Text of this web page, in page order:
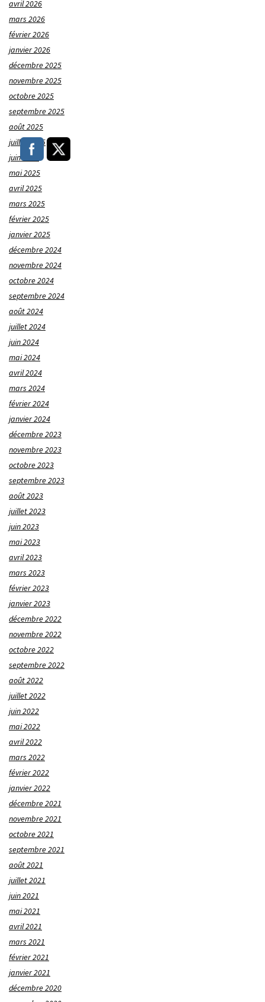
avril 2026
mars 2026
février 2026
janvier 2026
décembre 2025
novembre 2025
octobre 2025
septembre 2025
août 2025
juillet 2025
juin 2025
mai 2025
avril 2025
mars 2025
février 2025
janvier 2025
décembre 2024
novembre 2024
octobre 2024
septembre 2024
août 2024
juillet 2024
juin 2024
mai 2024
avril 2024
mars 2024
février 2024
janvier 2024
décembre 2023
novembre 2023
octobre 2023
septembre 2023
août 2023
juillet 2023
juin 2023
mai 2023
avril 2023
mars 2023
février 2023
janvier 2023
décembre 2022
novembre 2022
octobre 2022
septembre 2022
août 2022
juillet 2022
juin 2022
mai 2022
avril 2022
mars 2022
février 2022
janvier 2022
décembre 2021
novembre 2021
octobre 2021
septembre 2021
août 2021
juillet 2021
juin 2021
mai 2021
avril 2021
mars 2021
février 2021
janvier 2021
décembre 2020